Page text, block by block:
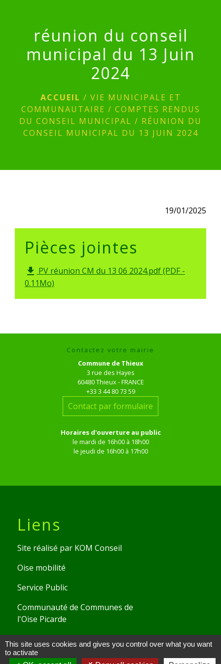
réunion du conseil
municipal du 13 Juin
2024
ACCUEIL / VIE MUNICIPALE ET
COMMUNAUTAIRE / COMPTES RENDUS
DU CONSEIL MUNICIPAL / RÉUNION DU
CONSEIL MUNICIPAL DU 13 JUIN 2024
19/01/2025
Pièces jointes
file_download PV réunion CM du 13 06 2024.pdf (PDF -
0.11Mo)
Contactez votre mairie
Commune de Thieux
3 rue des Hayes
60480 Thieux - FRANCE
+33 3 44 80 73 59
Contact par formulaire
Horaires d'ouverture au public
le mardi de 16h00 à 18h00
le jeudi de 16h00 à 17h00
Liens
Site réalisé par KOM Conseil
Oise mobilité
Service Public
Communauté de Communes de
l'Oise Picarde
Mentions légales - Politique de confidentialité -
Accessibilité - Plan du site - Gestion des cookies
This site uses cookies and gives you control over what you want
to activate